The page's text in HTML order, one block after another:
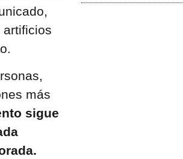
artificios
más
sigue